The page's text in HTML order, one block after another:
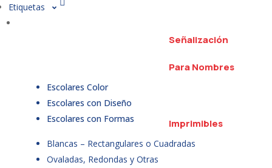
Etiquetas
Señalización
Para Nombres
Escolares Color
Escolares con Diseño
Escolares con Formas
Imprimibles
Blancas – Rectangulares o Cuadradas
Ovaladas, Redondas y Otras